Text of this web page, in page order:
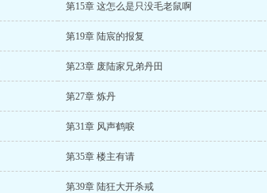
第15章 这怎么是只没毛老鼠啊
第19章 陆宸的报复
第23章 废陆家兄弟丹田
第27章 炼丹
第31章 风声鹤唳
第35章 楼主有请
第39章 陆狂大开杀戒